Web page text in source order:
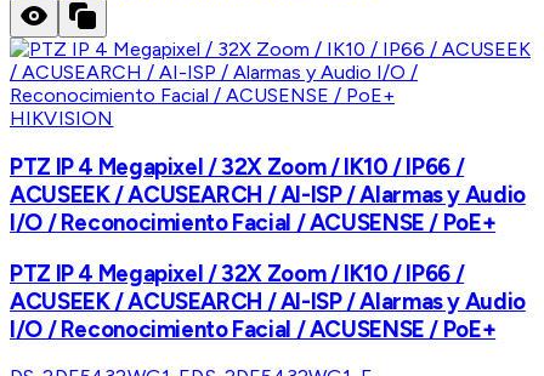
HIKVISION
PTZ IP 4 Megapixel / 32X Zoom / IK10 / IP66 /
ACUSEEK / ACUSEARCH / AI-ISP / Alarmas y Audio
I/O / Reconocimiento Facial / ACUSENSE / PoE+
PTZ IP 4 Megapixel / 32X Zoom / IK10 / IP66 /
ACUSEEK / ACUSEARCH / AI-ISP / Alarmas y Audio
I/O / Reconocimiento Facial / ACUSENSE / PoE+